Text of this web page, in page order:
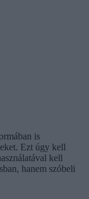
is
Ezt úgy kell
kell
hanem szóbeli